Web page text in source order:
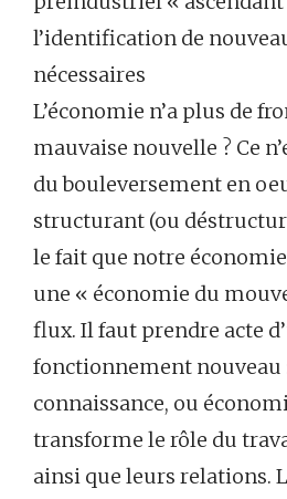
l’identification de
nécessaires
L’économie n’a plus de
mauvaise nouvelle ? Ce
du bouleversement en
structurant (ou
le fait que notre
une « économie du
flux. Il faut prendre acte
fonctionnement nouveau
connaissance, ou
transforme le rôle du
ainsi que leurs relations.